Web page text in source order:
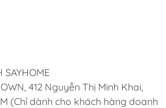
412 Nguyễn Thị Minh Khai,
(Chỉ dành cho khách hàng doanh